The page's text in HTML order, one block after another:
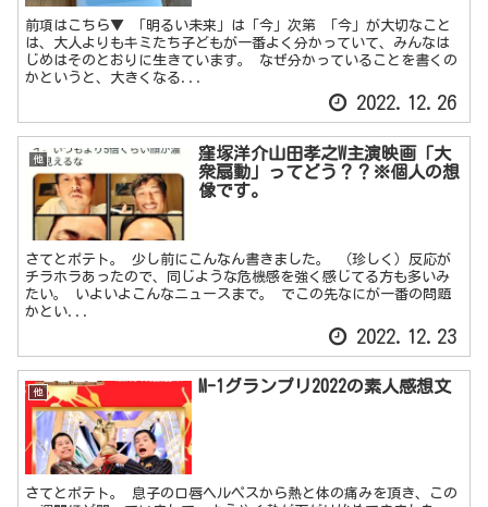
前項はこちら▼ 「明るい未来」は「今」次第 「今」が大切なこと
は、大人よりもキミたち子どもが一番よく分かっていて、みんなは
じめはそのとおりに生きています。 なぜ分かっていることを書くの
かというと、大きくなる...
2022.12.26
他
窪塚洋介山田孝之W主演映画「大
衆扇動」ってどう？？※個人の想
像です。
さてとポテト。 少し前にこんなん書きました。 （珍しく）反応が
チラホラあったので、同じような危機感を強く感じてる方も多いみ
たい。 いよいよこんなニュースまで。 でこの先なにが一番の問題
かとい...
2022.12.23
他 M-1グランプリ2022の素人感想文
さてとポテト。 息子の口唇ヘルペスから熱と体の痛みを頂き、この